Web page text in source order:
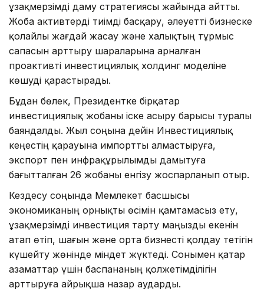
ұзақмерзімді даму стратегиясы жайында айтты.
Жоба активтерді тиімді басқару, әлеуетті бизнеске
қолайлы жағдай жасау және халықтың тұрмыс
сапасын арттыру шараларына арналған
проактивті инвестициялық холдинг моделіне
көшуді қарастырады.
Бұдан бөлек, Президентке бірқатар
инвестициялық жобаны іске асыру барысы туралы
баяндалды. Жыл соңына дейін Инвестициялық
кеңестің қарауына импортты алмастыруға,
экспорт пен инфрақұрылымды дамытуға
бағытталған 26 жобаны енгізу жоспарланып отыр.
Кездесу соңында Мемлекет басшысы
экономиканың орнықты өсімін қамтамасыз ету,
ұзақмерзімді инвестиция тарту маңызды екенін
атап өтіп, шағын және орта бизнесті қолдау тетігін
күшейту жөнінде міндет жүктеді. Сонымен қатар
азаматтар үшін баспананың қолжетімділігін
арттыруға айрықша назар аударды.